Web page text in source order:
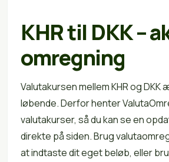
KHR til DKK –
omregning
Valutakursen mellem KHR og DKK
løbende. Derfor henter
valutakurser, så du kan se en
direkte på siden. Brug
at indtaste dit eget beløb, eller